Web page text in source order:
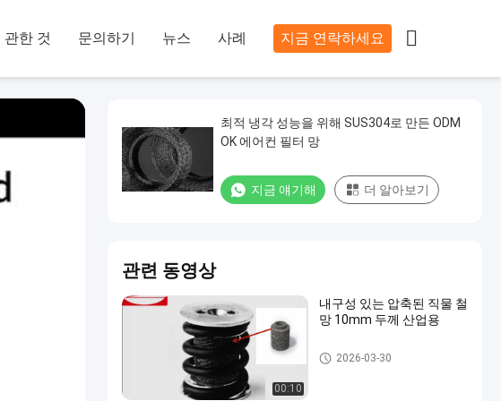
관한 것 문의하기 뉴스 사례 지금 연락하세요 
최적 냉각 성능을 위해 SUS304로 만든 ODM
OK 에어컨 필터 망
지금 얘기해 더 알아보기
관련 동영상
00:10
내구성 있는 압축된 직물 철
망 10mm 두께 산업용
니트 그물 망 필터
2026-03-30